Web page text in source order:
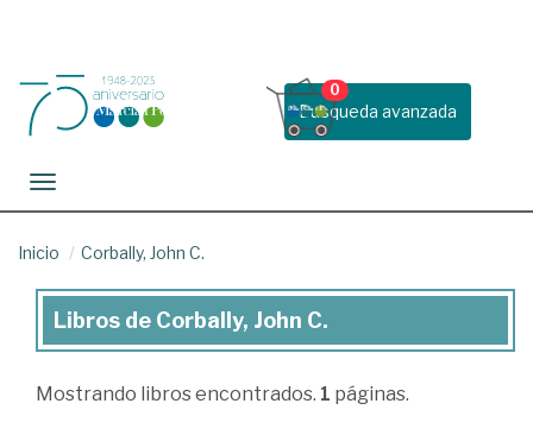
Busqueda avanzada
0
Toggle navigation
Inicio Corbally, John C.
Libros
Corbally,
Libros de Corbally, John C.
Mostrando libros encontrados. 1 páginas.